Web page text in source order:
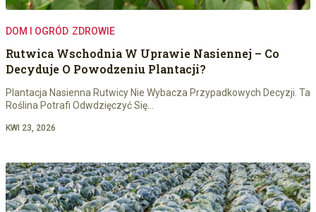
DOM I OGRÓD ZDROWIE
Rutwica Wschodnia W Uprawie Nasiennej – Co
Decyduje O Powodzeniu Plantacji?
Plantacja Nasienna Rutwicy Nie Wybacza Przypadkowych Decyzji. Ta
Roślina Potrafi Odwdzięczyć Się…
KWI 23, 2026